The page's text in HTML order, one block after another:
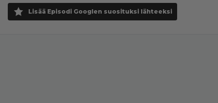
Lisää Episodi Googlen suosituksi lähteeksi